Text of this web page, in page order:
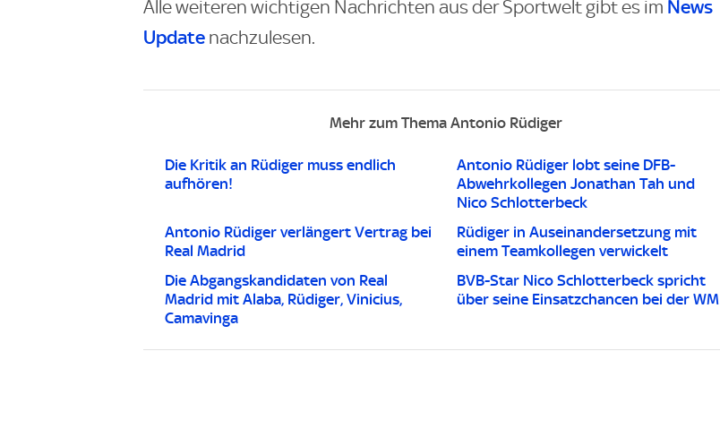
Alle weiteren wichtigen Nachrichten aus der Sportwelt gibt es im News
Update nachzulesen.
Mehr zum Thema Antonio Rüdiger
Die Kritik an Rüdiger muss endlich
aufhören!
Antonio Rüdiger lobt seine DFB-
Abwehrkollegen Jonathan Tah und
Nico Schlotterbeck
Antonio Rüdiger verlängert Vertrag bei
Real Madrid
Rüdiger in Auseinandersetzung mit
einem Teamkollegen verwickelt
Die Abgangskandidaten von Real
Madrid mit Alaba, Rüdiger, Vinicius,
Camavinga
BVB-Star Nico Schlotterbeck spricht
über seine Einsatzchancen bei der WM